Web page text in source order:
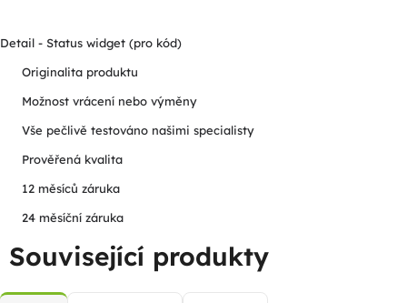
Detail - Status widget (pro kód)
Originalita produktu
Možnost vrácení nebo výměny
Vše pečlivě testováno našimi specialisty
Prověřená kvalita
12 měsíců záruka
24 měsíční záruka
Související produkty